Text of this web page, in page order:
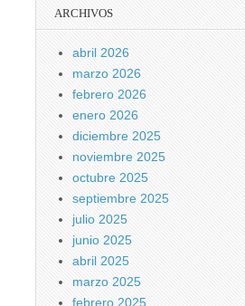
ARCHIVOS
abril 2026
marzo 2026
febrero 2026
enero 2026
diciembre 2025
noviembre 2025
octubre 2025
septiembre 2025
julio 2025
junio 2025
abril 2025
marzo 2025
febrero 2025